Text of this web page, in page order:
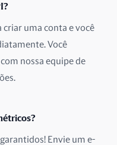
criar uma conta e você
Você
nossa equipe de
Envie um e-